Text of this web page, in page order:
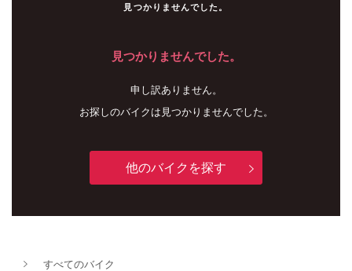
見つかりませんでした。
見つかりませんでした。
申し訳ありません。
お探しのバイクは見つかりませんでした。
他のバイクを探す
すべてのバイク